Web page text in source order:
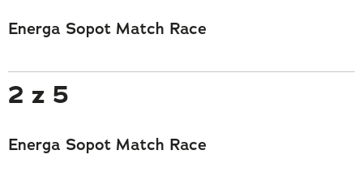
Energa Sopot Match Race
2 z 5
Energa Sopot Match Race